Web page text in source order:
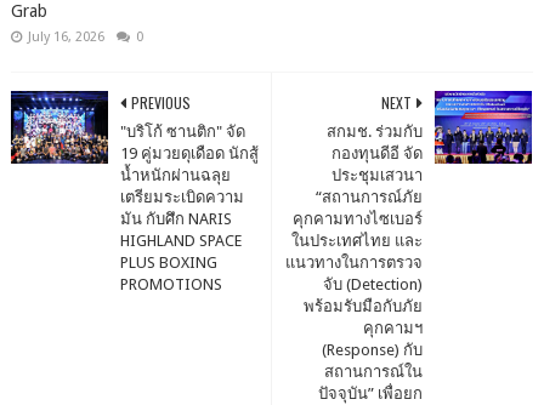
Grab
July 16, 2026 0
NEXT
สกมช. ร่วมกับ
กองทุนดีอี จัด
ประชุมเสวนา
“สถานการณ์ภัย
คุกคามทางไซเบอร์
ในประเทศไทย และ
แนวทางในการตรวจ
จับ (Detection)
พร้อมรับมือกับภัย
คุกคามฯ
(Response) กับ
สถานการณ์ใน
ปัจจุบัน” เพื่อยก
PREVIOUS
"บริโก้ ซานติก" จัด
19 คู่มวยดุเดือด นักสู้
น้ำหนักผ่านฉลุย
เตรียมระเบิดความ
มัน กับศึก NARIS
HIGHLAND SPACE
PLUS BOXING
PROMOTIONS